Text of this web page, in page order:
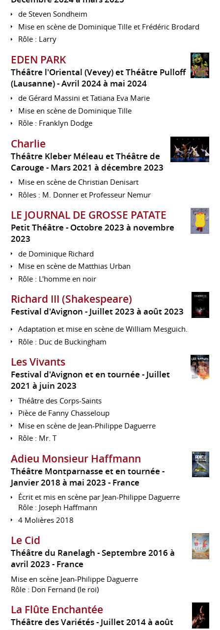
de Steven Sondheim
Mise en scène de Dominique Tille et Frédéric Brodard
Rôle : Larry
EDEN PARK
Théâtre l'Oriental (Vevey) et Théâtre Pulloff
(Lausanne)
Avril 2024 à mai 2024
de Gérard Massini et Tatiana Eva Marie
Mise en scène de Dominique Tille
Rôle : Franklyn Dodge
Charlie
Théâtre Kleber Méleau et Théâtre de
Carouge
Mars 2021 à décembre 2023
Mise en scène de Christian Denisart
Rôles : M. Donner et Professeur Nemur
LE JOURNAL DE GROSSE PATATE
Petit Théâtre
Octobre 2023 à novembre
2023
de Dominique Richard
Mise en scène de Matthias Urban
Rôle : L'homme en noir
Richard III (Shakespeare)
Festival d'Avignon Juillet 2023 à août 2023
Adaptation et mise en scène de William Mesguich.
Rôle : Duc de Buckingham
Les Vivants
Festival d'Avignon et en tournée
Juillet
2021 à juin 2023
Théâtre des Corps-Saints
Pièce de Fanny Chasseloup
Mise en scène de Jean-Philippe Daguerre
Rôle : Mr. T
Adieu Monsieur Haffmann
Théâtre Montparnasse et en tournée
Janvier 2018 à mai 2023 France
Écrit et mis en scène par Jean-Philippe Daguerre
Rôle : Joseph Haffmann
4 Molières 2018
Le Cid
Théâtre du Ranelagh
Septembre 2016 à
avril 2023 France
Mise en scène Jean-Philippe Daguerre
Rôle : Don Fernand (le roi)
La Flûte Enchantée
Théâtre des Variétés
Juillet 2014 à août